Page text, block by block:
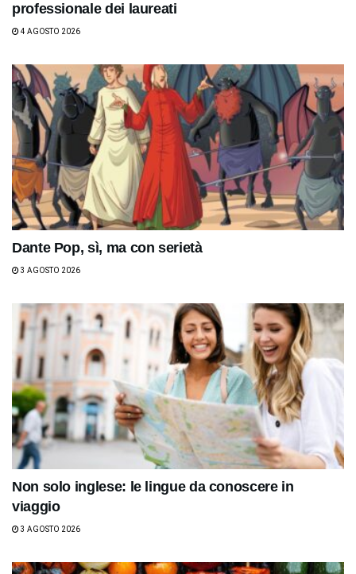
professionale dei laureati
4 AGOSTO 2026
Dante Pop, sì, ma con serietà
3 AGOSTO 2026
Non solo inglese: le lingue da conoscere in
viaggio
3 AGOSTO 2026